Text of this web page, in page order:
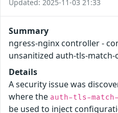
Updated: 2025-11-03 21:33
Summary
ngress-nginx controller -
unsanitized auth-tls-
Details
A security issue was
where the auth-tls-
be used to inject